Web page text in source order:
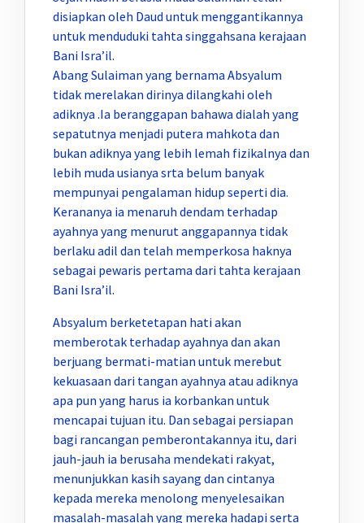
disiapkan oleh Daud untuk menggantikannya
untuk menduduki tahta singgahsana kerajaan
Bani Isra’il.
Abang Sulaiman yang bernama Absyalum
tidak merelakan dirinya dilangkahi oleh
adiknya .Ia beranggapan bahawa dialah yang
sepatutnya menjadi putera mahkota dan
bukan adiknya yang lebih lemah fizikalnya dan
lebih muda usianya srta belum banyak
mempunyai pengalaman hidup seperti dia.
Kerananya ia menaruh dendam terhadap
ayahnya yang menurut anggapannya tidak
berlaku adil dan telah memperkosa haknya
sebagai pewaris pertama dari tahta kerajaan
Bani Isra’il.
Absyalum berketetapan hati akan
memberotak terhadap ayahnya dan akan
berjuang bermati-matian untuk merebut
kekuasaan dari tangan ayahnya atau adiknya
apa pun yang harus ia korbankan untuk
mencapai tujuan itu. Dan sebagai persiapan
bagi rancangan pemberontakannya itu, dari
jauh-jauh ia berusaha mendekati rakyat,
menunjukkan kasih sayang dan cintanya
kepada mereka menolong menyelesaikan
masalah-masalah yang mereka hadapi serta